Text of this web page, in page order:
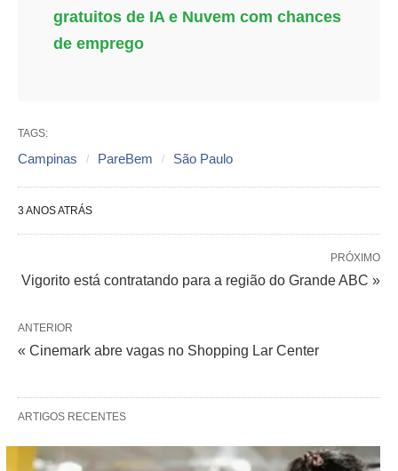
gratuitos de IA e Nuvem com chances
de emprego
TAGS:
Campinas PareBem São Paulo
3 ANOS ATRÁS
PRÓXIMO
Vigorito está contratando para a região do Grande ABC »
ANTERIOR
« Cinemark abre vagas no Shopping Lar Center
ARTIGOS RECENTES